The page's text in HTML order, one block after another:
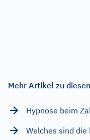
Mehr Artikel zu
Hypnose beim
Welches sind